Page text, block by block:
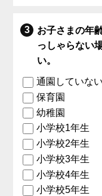
お子さまの年
っしゃらない
い。
通園していな
保育園
幼稚園
小学校1年生
小学校2年生
小学校3年生
小学校4年生
小学校5年生